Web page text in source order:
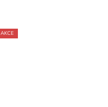
AKCE